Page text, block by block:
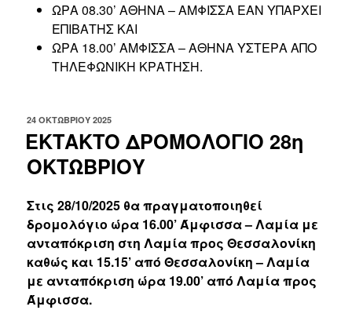
ΩΡΑ 08.30’ ΑΘΗΝΑ – ΑΜΦΙΣΣΑ ΕΑΝ ΥΠΑΡΧΕΙ
ΕΠΙΒΑΤΗΣ ΚΑΙ
ΩΡΑ 18.00’ ΑΜΦΙΣΣΑ – ΑΘΗΝΑ ΥΣΤΕΡΑ ΑΠΟ
ΤΗΛΕΦΩΝΙΚΗ ΚΡΑΤΗΣΗ.
ΔΗΜΟΣΙΕΎΤΗΚΕ
ΣΤΙΣ
24 ΟΚΤΩΒΡΊΟΥ 2025
ΕΚΤΑΚΤΟ ΔΡΟΜΟΛΟΓΙΟ 28η
ΟΚΤΩΒΡΙΟΥ
Στις 28/10/2025 θα πραγματοποιηθεί
δρομολόγιο ώρα 16.00’ Άμφισσα – Λαμία με
ανταπόκριση στη Λαμία προς Θεσσαλονίκη
καθώς και 15.15’ από Θεσσαλονίκη – Λαμία
με ανταπόκριση ώρα 19.00’ από Λαμία προς
Άμφισσα.